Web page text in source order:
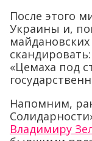
После этого
Украины и,
«Цемаха под
Напомним,
Владимиру